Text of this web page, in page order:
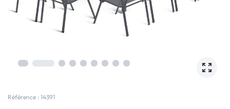
Référence : 14391